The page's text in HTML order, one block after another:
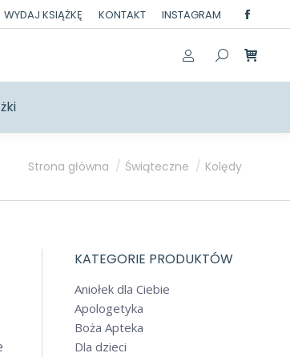
WYDAJ KSIĄŻKĘ KONTAKT INSTAGRAM
page
opens
in
Jesteś tutaj:
Strona główna Świąteczne Kolędy
KATEGORIE PRODUKTÓW
Aniołek dla Ciebie
Apologetyka
Boża Apteka
Dla dzieci